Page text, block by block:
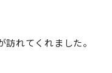
訪れてくれました。